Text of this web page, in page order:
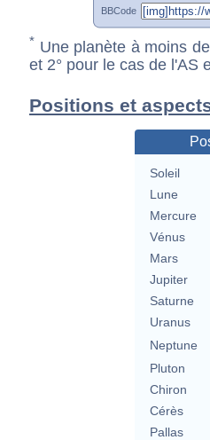
BBCode
* Une planète à moins
et 2° pour le cas de l'AS
Positions et
Soleil
Lune
Mercure
Vénus
Mars
Jupiter
Saturne
Uranus
Neptune
Pluton
Chiron
Cérès
Pallas